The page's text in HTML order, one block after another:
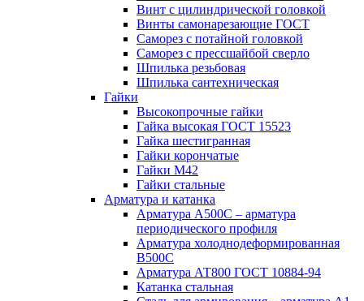
Винт с цилиндрической головкой
Винты самонарезающие ГОСТ
Саморез с потайной головкой
Саморез с прессшайбой сверло
Шпилька резьбовая
Шпилька сантехническая
Гайки
Высокопрочные гайки
Гайка высокая ГОСТ 15523
Гайка шестигранная
Гайки корончатые
Гайки М42
Гайки стальные
Арматура и катанка
Арматура А500С – арматура
периодического профиля
Арматура холоднодеформированная
В500С
Арматура АТ800 ГОСТ 10884-94
Катанка стальная